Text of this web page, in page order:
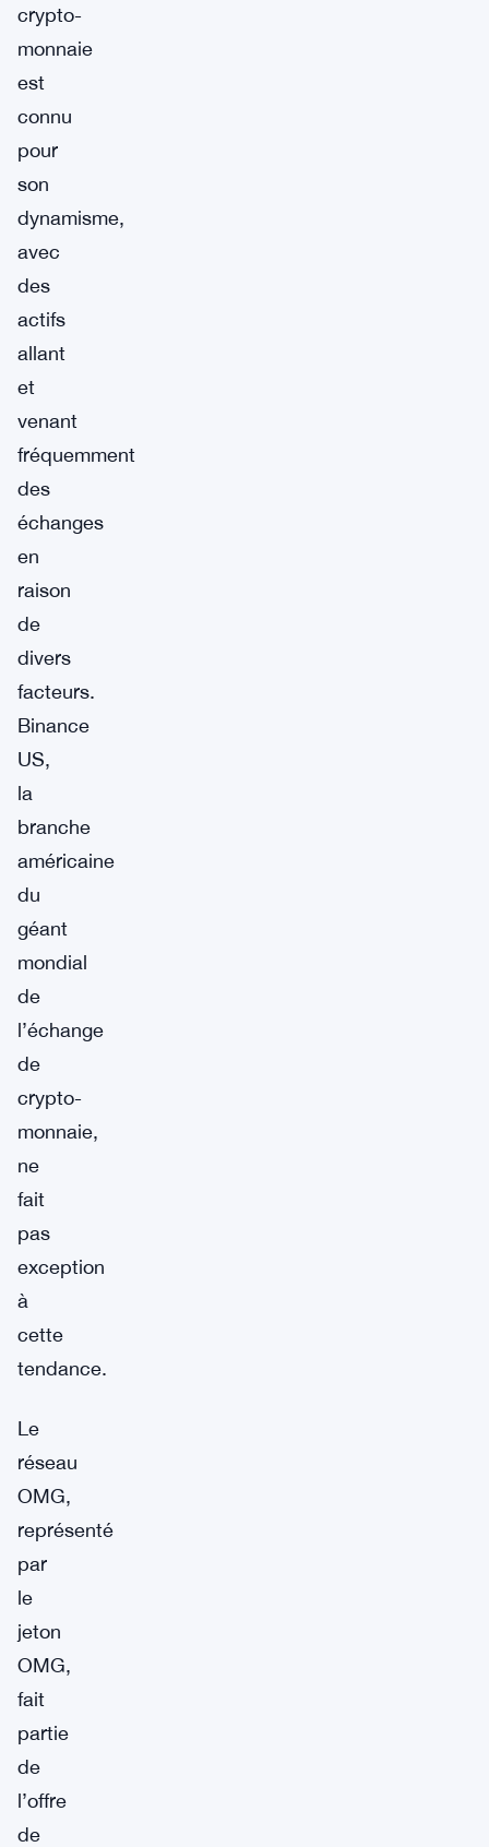
crypto-
monnaie
est
connu
pour
son
dynamisme,
avec
des
actifs
allant
et
venant
fréquemment
des
échanges
en
raison
de
divers
facteurs.
Binance
US,
la
branche
américaine
du
géant
mondial
de
l’échange
de
crypto-
monnaie,
ne
fait
pas
exception
à
cette
tendance.
Le
réseau
OMG,
représenté
par
le
jeton
OMG,
fait
partie
de
l’offre
de